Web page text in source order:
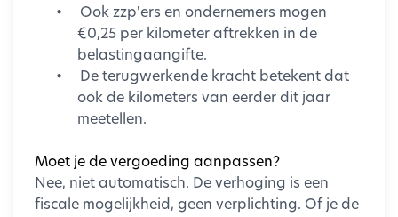
•
Ook zzp'ers en ondernemers mogen
€0,25 per kilometer aftrekken in de
belastingaangifte.
•
De terugwerkende kracht betekent dat
ook de kilometers van eerder dit jaar
meetellen.
Moet je de vergoeding aanpassen?
Nee, niet automatisch. De verhoging is een
fiscale mogelijkheid, geen verplichting. Of je de